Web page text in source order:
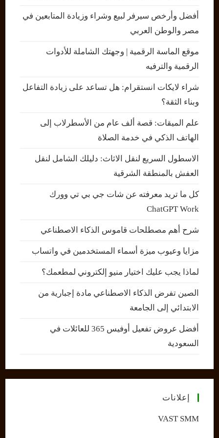
أفضل وأرخص سيرفر لبيع وشراء وزيادة المتابعين في
مصر والوطن العربي
موقع الماسة الرقمية | وجهتك الشاملة للأدوات
الرقمية والترفيه
شراء لايكات انستقرام: هل تساعد على زيادة التفاعل
وبناء الثقة؟
علم الميقات: قصة ألف عام من الأسطرلاب إلى
الهاتف الذكي في خدمة الصلاة
الاسطول السريع لنقل الاثاث: دليلك الشامل لنقل
العفش بالمنطقة الشرقية
كل ما تريد معرفته عن شات جي بي تي وورك
ChatGPT Work
شرح أهم مصطلحات قاموس الذكاء الاصطناعي
مزايا وعيوب ميزة أسماء المستخدمين في واتساب
لماذا يجب عليك اختيار منيو إلكتروني لمطعمك؟
الصين تفرض الذكاء الاصطناعي مادة إجبارية من
الابتدائي إلى الجامعة
أفضل عروض تفعيل أوفيس 365 للعائلات في
السعودية
إعلانات
VAST SMM